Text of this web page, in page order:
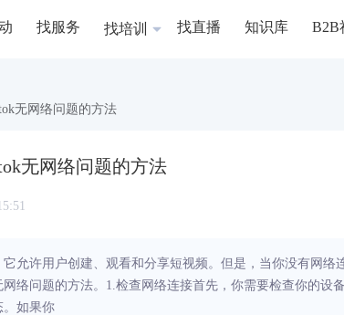
找服务 找培训 找直播 知识库 B2B
无网络问题的方法
无网络问题的方法
允许用户创建、观看和分享短视频。但是，当你没有网络
络问题的方法。1.检查网络连接首先，你需要检查你的设
。如果你